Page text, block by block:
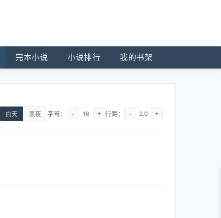
完本小说 小说排行 我的书架
白天 黑夜 字号： - 16 + 行距： - 2.0 +